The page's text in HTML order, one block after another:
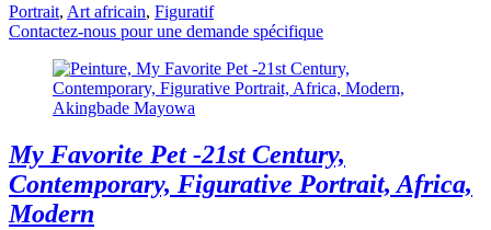
Portrait, Art africain, Figuratif
Contactez-nous pour une demande spécifique
My Favorite Pet -21st Century,
Contemporary, Figurative Portrait, Africa,
Modern